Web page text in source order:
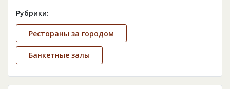
Рубрики:
Рестораны за городом
Банкетные залы